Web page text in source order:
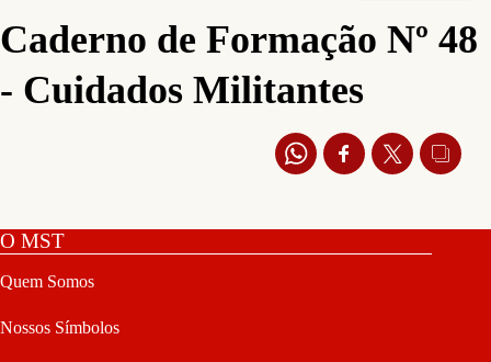
Caderno de Formação Nº 48
- Cuidados Militantes
O MST
Quem Somos
Nossos Símbolos